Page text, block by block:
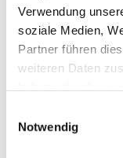
Verwendung
soziale Medien,
Partner führen
weiteren Daten
Notwendig
Dies